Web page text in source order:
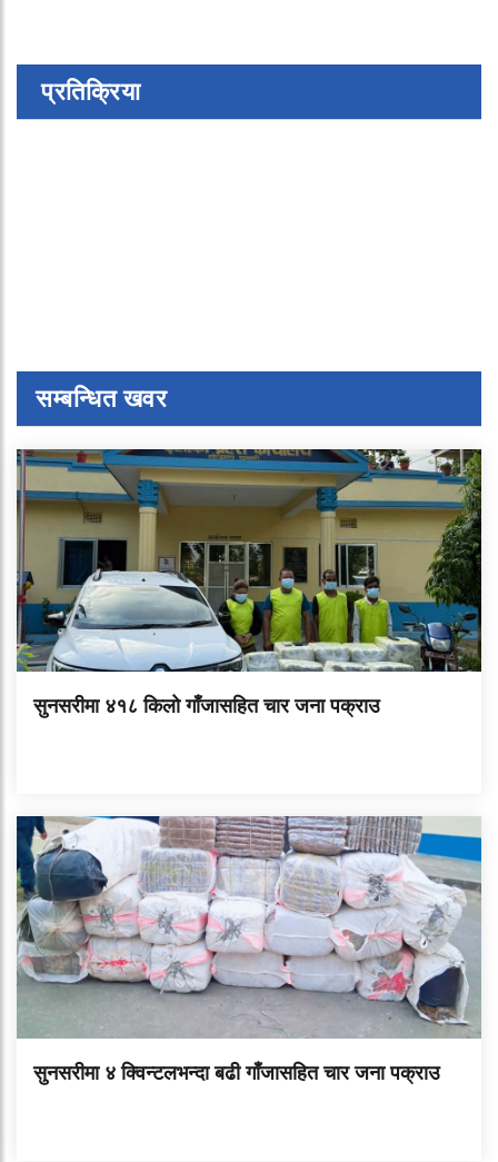
प्रतिक्रिया
सम्बन्धित खवर
सुनसरीमा ४१८ किलो गाँजासहित चार जना पक्राउ
सुनसरीमा ४ क्विन्टलभन्दा बढी गाँजासहित चार जना पक्राउ